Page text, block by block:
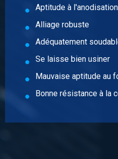
Alu plat EN AW-6082 T6/
Poids des pièces en kg
Prix brut
N° d'article
Aptitude à
Alliage robuste
Adéquatement
Se laisse bien usiner
Mauvaise aptitude au
Bonne résistance à la